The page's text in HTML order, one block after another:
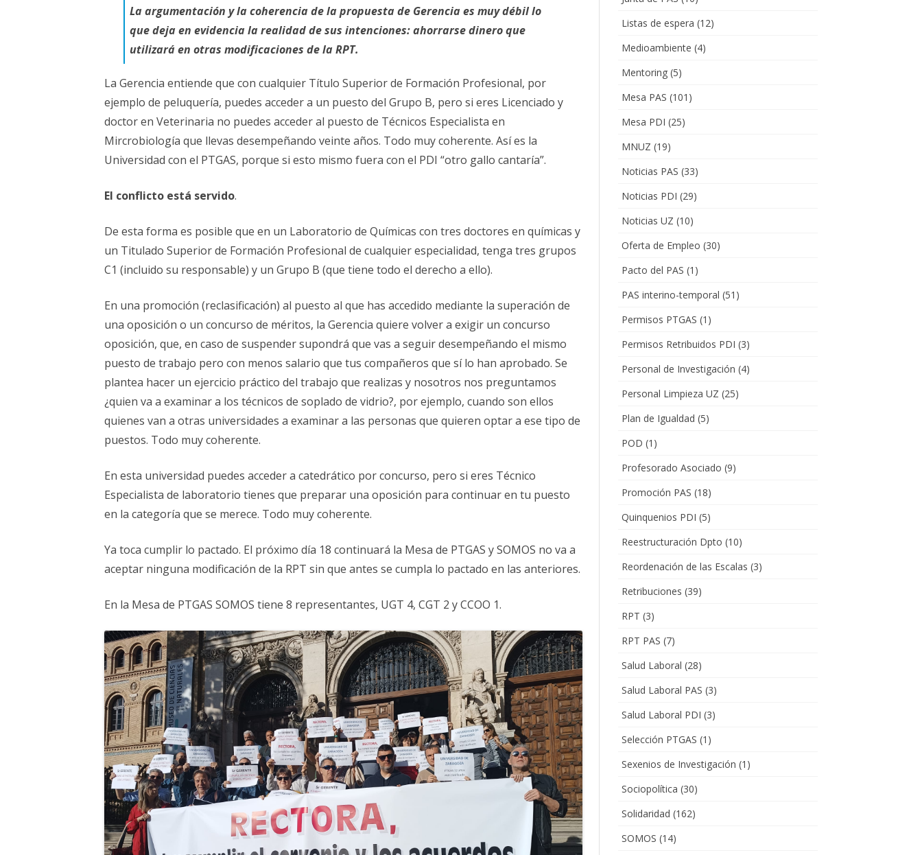
La argumentación y la coherencia de la propuesta de Gerencia es muy débil lo
que deja en evidencia la realidad de sus intenciones: ahorrarse dinero que
utilizará en otras modificaciones de la RPT.
La Gerencia entiende que con cualquier Título Superior de Formación Profesional, por
ejemplo de peluquería, puedes acceder a un puesto del Grupo B, pero si eres Licenciado y
doctor en Veterinaria no puedes acceder al puesto de Técnicos Especialista en
Mircrobiología que llevas desempeñando veinte años. Todo muy coherente. Así es la
Universidad con el PTGAS, porque si esto mismo fuera con el PDI “otro gallo cantaría”.
El conflicto está servido.
De esta forma es posible que en un Laboratorio de Químicas con tres doctores en químicas y
un Titulado Superior de Formación Profesional de cualquier especialidad, tenga tres grupos
C1 (incluido su responsable) y un Grupo B (que tiene todo el derecho a ello).
En una promoción (reclasificación) al puesto al que has accedido mediante la superación de
una oposición o un concurso de méritos, la Gerencia quiere volver a exigir un concurso
oposición, que, en caso de suspender supondrá que vas a seguir desempeñando el mismo
puesto de trabajo pero con menos salario que tus compañeros que sí lo han aprobado. Se
plantea hacer un ejercicio práctico del trabajo que realizas y nosotros nos preguntamos
¿quien va a examinar a los técnicos de soplado de vidrio?, por ejemplo, cuando son ellos
quienes van a otras universidades a examinar a las personas que quieren optar a ese tipo de
puestos. Todo muy coherente.
En esta universidad puedes acceder a catedrático por concurso, pero si eres Técnico
Especialista de laboratorio tienes que preparar una oposición para continuar en tu puesto
en la categoría que se merece. Todo muy coherente.
Ya toca cumplir lo pactado. El próximo día 18 continuará la Mesa de PTGAS y SOMOS no va a
aceptar ninguna modificación de la RPT sin que antes se cumpla lo pactado en las anteriores.
En la Mesa de PTGAS SOMOS tiene 8 representantes, UGT 4, CGT 2 y CCOO 1.
Listas de espera (12)
Medioambiente (4)
Mentoring(5)
Mesa PAS (101)
Mesa PDI (25)
MNUZ (19)
Noticias PAS (33)
Noticias PDI (29)
Noticias UZ (10)
Oferta de Empleo (30)
Pacto del PAS (1)
PAS interino-temporal (51)
Permisos PTGAS (1)
Permisos Retribuidos PDI (3)
Personal de Investigación (4)
Personal Limpieza UZ (25)
Plan de Igualdad (5)
POD (1)
Profesorado Asociado (9)
Promoción PAS (18)
Quinquenios PDI (5)
Reestructuración Dpto (10)
Reordenación de las Escalas (3)
Retribuciones (39)
RPT (3)
RPT PAS (7)
Salud Laboral (28)
Salud Laboral PAS (3)
Salud Laboral PDI (3)
Selección PTGAS (1)
Sexenios de Investigación (1)
Sociopolítica (30)
Solidaridad (162)
SOMOS (14)